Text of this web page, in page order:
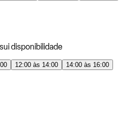
disponibilidade
12:00 às 14:00
14:00 às 16:00